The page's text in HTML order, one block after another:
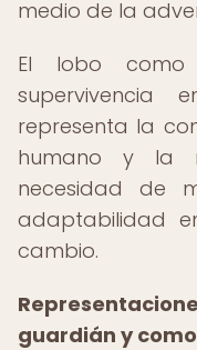
medio de la
El lobo
supervivencia
representa la
humano y la
necesidad de
adaptabilidad
cambio.
guardián y